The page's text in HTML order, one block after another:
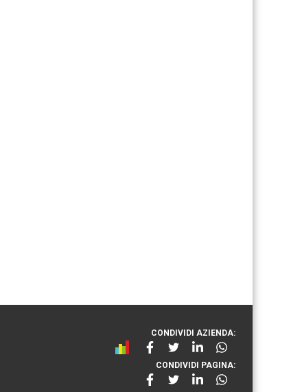
CONDIVIDI AZIENDA:
CONDIVIDI PAGINA: